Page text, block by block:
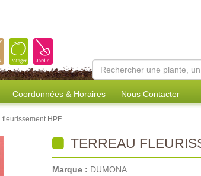
Coordonnées & Horaires Nous Contacter
fleurissement HPF
TERREAU
Marque : DUMONA